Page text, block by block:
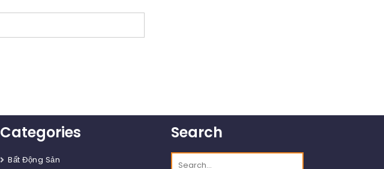
Categories
Bất Động Sản
Search